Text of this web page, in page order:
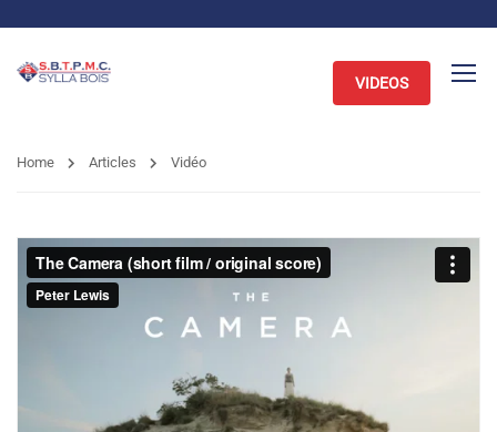
VIDEOS
Home Articles Vidéo